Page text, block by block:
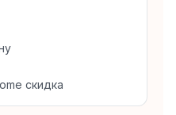
скидка